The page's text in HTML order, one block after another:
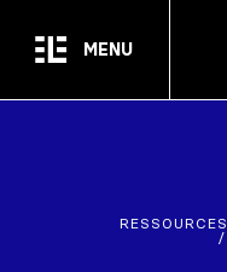
MENU
RESSOURCES
/